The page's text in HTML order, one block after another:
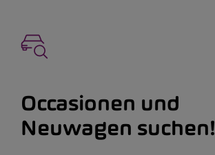
Occasionen und
Neuwagen suchen!